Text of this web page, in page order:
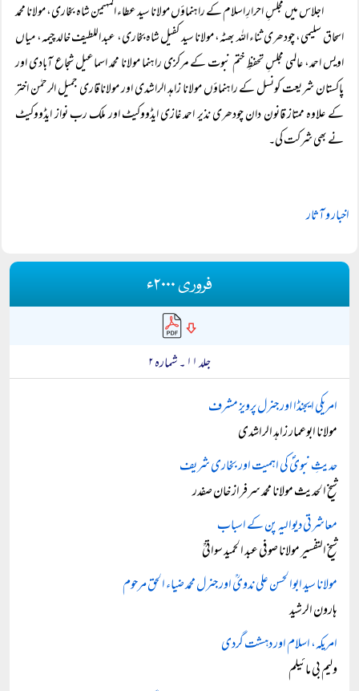
اجلاس میں مجلسِ احرارِ اسلام کے راہنماؤں مولانا سید عطاء المہیمن شاہ بخاری، مولانا محمد
اسحاق سلیمی، چودھری ثناء اللہ بھٹہ، مولانا سید کفیل شاہ بخاری، عبد اللطیف خالد چیمہ، میاں
اویس احمد، عالمی مجلسِ تحفظِ ختم نبوت کے مرکزی راہنما مولانا محمد اسماعیل شجاع آبادی اور
پاکستان شریعت کونسل کے راہنماؤں مولانا زاہد الراشدی اور مولانا قاری جمیل الرحمٰن اختر
کے علاوہ ممتاز قانون دان چودھری نذیر احمد غازی ایڈووکیٹ اور ملک رب نواز ایڈووکیٹ
نے بھی شرکت کی۔
اخبار و آثار
فروری ۲۰۰۰ء
جلد ۱۱ ۔ شمارہ ۲
امریکی ایجنڈا اور جنرل پرویز مشرف
مولانا ابوعمار زاہد الراشدی
حدیثِ نبویؐ کی اہمیت اور بخاری شریف
شیخ الحدیث مولانا محمد سرفراز خان صفدر
معاشرتی دیوالیہ پن کے اسباب
شیخ التفسیر مولانا صوفی عبد الحمید سواتیؒ
مولانا سید ابوالحسن علی ندویؒ اور جنرل محمد ضیاء الحق مرحوم
ہارون الرشید
امریکہ، اسلام اور دہشت گردی
ولیم بی مائیلم